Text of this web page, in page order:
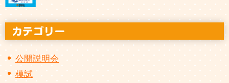
公開説明会
模試